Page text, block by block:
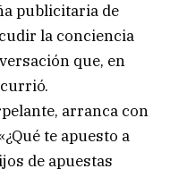
publicitaria de
la conciencia
que, en
arranca con
te apuesto a
de apuestas